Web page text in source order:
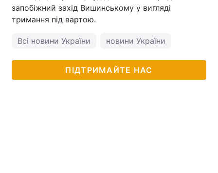
запобіжний захід Вишинському у вигляді
тримання під вартою.
Всі новини України новини України
ПІДТРИМАЙТЕ НАС